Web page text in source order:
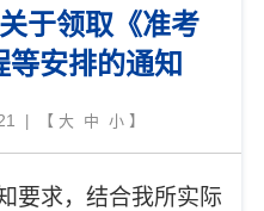
于领取《准考
安排的通知
| 【 大 中 小】
要求，结合我所实际